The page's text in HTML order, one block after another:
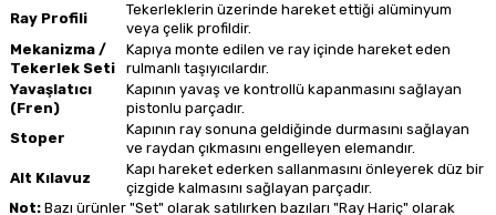
Ray Profili
Tekerleklerin üzerinde hareket ettiği alüminyum
veya çelik profildir.
Mekanizma /
Tekerlek Seti
Kapıya monte edilen ve ray içinde hareket eden
rulmanlı taşıyıcılardır.
Yavaşlatıcı
(Fren)
Kapının yavaş ve kontrollü kapanmasını sağlayan
pistonlu parçadır.
Stoper
Kapının ray sonuna geldiğinde durmasını sağlayan
ve raydan çıkmasını engelleyen elemandır.
Alt Kılavuz
Kapı hareket ederken sallanmasını önleyerek düz bir
çizgide kalmasını sağlayan parçadır.
Not: Bazı ürünler "Set" olarak satılırken bazıları "Ray Hariç" olarak